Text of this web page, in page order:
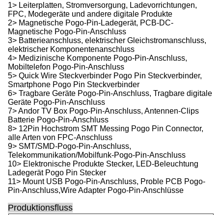
1> Leiterplatten, Stromversorgung, Ladevorrichtungen,
FPC, Modegeräte und andere digitale Produkte
2> Magnetische Pogo-Pin-Ladegerät, PCB-DC-
Magnetische Pogo-Pin-Anschluss
3> Batterieanschluss, elektrischer Gleichstromanschluss,
elektrischer Komponentenanschluss
4> Medizinische Komponente Pogo-Pin-Anschluss,
Mobiltelefon Pogo-Pin-Anschluss
5> Quick Wire Steckverbinder Pogo Pin Steckverbinder,
Smartphone Pogo Pin Steckverbinder
6> Tragbare Geräte Pogo-Pin-Anschluss, Tragbare digitale
Geräte Pogo-Pin-Anschluss
7> Andor TV Box Pogo-Pin-Anschluss, Antennen-Clips
Batterie Pogo-Pin-Anschluss
8> 12Pin Hochstrom SMT Messing Pogo Pin Connector,
alle Arten von FPC-Anschluss
9> SMT/SMD-Pogo-Pin-Anschluss,
Telekommunikation/Mobilfunk-Pogo-Pin-Anschluss
10> Elektronische Produkte Stecker, LED-Beleuchtung
Ladegerät Pogo Pin Stecker
11> Mount USB Pogo-Pin-Anschluss, Proble PCB Pogo-
Pin-Anschluss,Wire Adapter Pogo-Pin-Anschlüsse
Produktionsfluss